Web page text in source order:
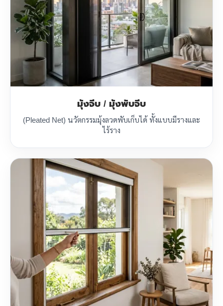
มุ้งจีบ / มุ้งพับจีบ
(Pleated Net) นวัตกรรมมุ้งลวดพับเก็บได้ ทั้งแบบมีรางและ
ไร้ราง